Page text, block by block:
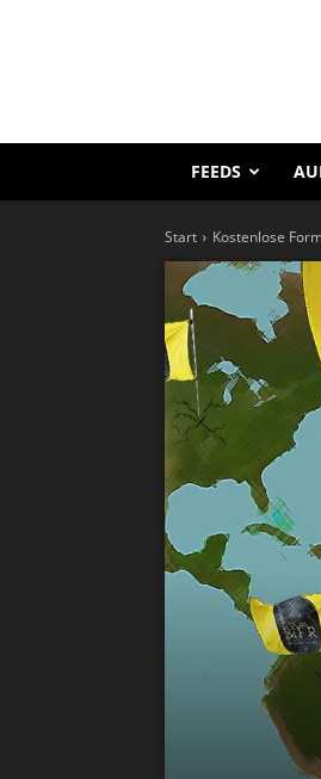
FEEDS
Start Kostenlose